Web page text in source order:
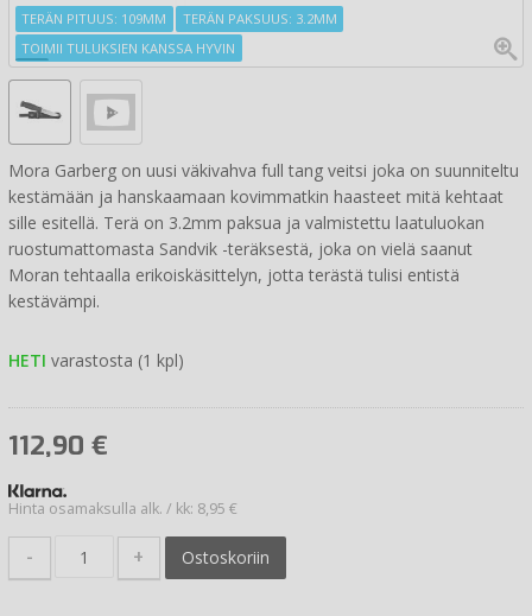
TERÄN PITUUS: 109MM
TERÄN PAKSUUS: 3.2MM
TOIMII TULUKSIEN KANSSA HYVIN
Mora Garberg on uusi väkivahva full tang veitsi joka on suunniteltu
kestämään ja hanskaamaan kovimmatkin haasteet mitä kehtaat
sille esitellä. Terä on 3.2mm paksua ja valmistettu laatuluokan
ruostumattomasta Sandvik -teräksestä, joka on vielä saanut
Moran tehtaalla erikoiskäsittelyn, jotta terästä tulisi entistä
kestävämpi.
HETI varastosta (1 kpl)
112,90 €
Hinta osamaksulla alk. / kk: 8,95 €
- + Ostoskoriin